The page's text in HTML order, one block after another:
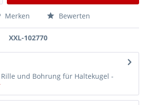
Merken Bewerten
XXL-102770
und Bohrung für Haltekugel -